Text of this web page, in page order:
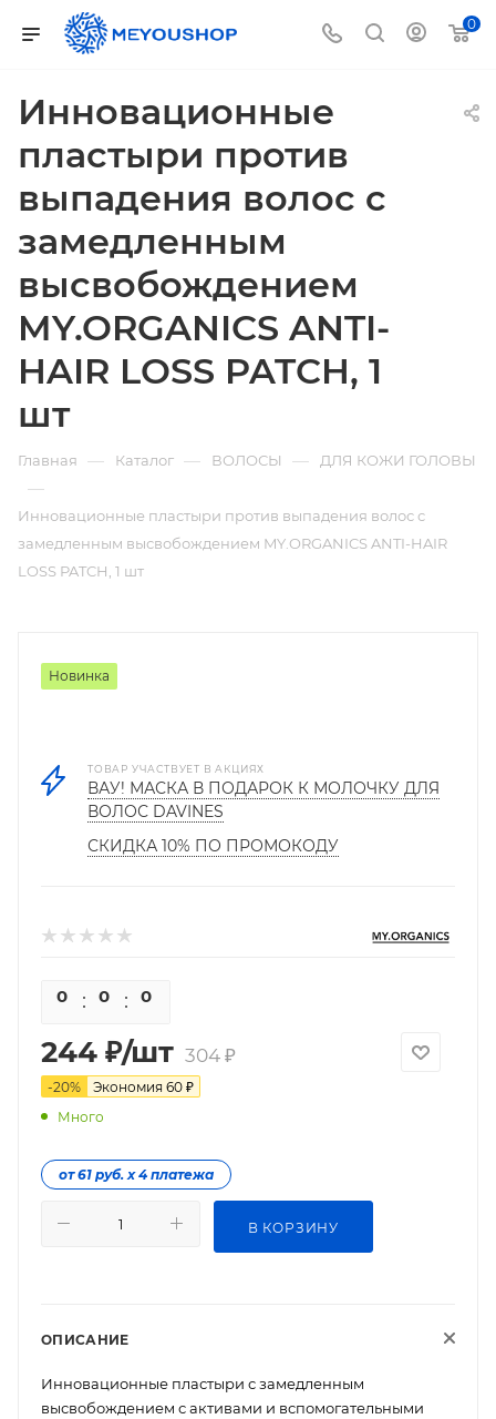
0
Инновационные
пластыри против
выпадения волос с
замедленным
высвобождением
MY.ORGANICS ANTI-
HAIR LOSS PATCH, 1
шт
Главная — Каталог — ВОЛОСЫ — ДЛЯ КОЖИ ГОЛОВЫ
—
Инновационные пластыри против выпадения волос с
замедленным высвобождением MY.ORGANICS ANTI-HAIR
LOSS PATCH, 1 шт
Новинка
ТОВАР УЧАСТВУЕТ В АКЦИЯХ
ВАУ! МАСКА В ПОДАРОК К МОЛОЧКУ ДЛЯ
ВОЛОС DAVINES
СКИДКА 10% ПО ПРОМОКОДУ
0 0 0
244 ₽/шт 304₽
-20% Экономия 60 ₽
Много
от 61 руб. х 4 платежа
В КОРЗИНУ
ОПИСАНИЕ
Инновационные пластыри с замедленным
высвобождением с активами и вспомогательными